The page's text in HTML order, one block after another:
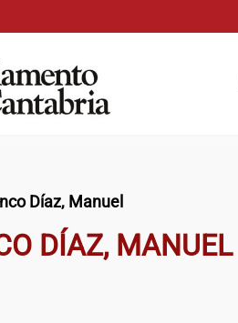
navegación
Díaz, Manuel
DÍAZ, MANUEL